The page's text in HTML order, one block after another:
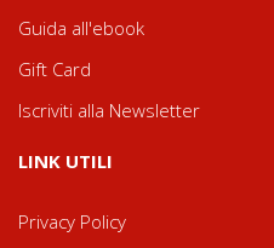
Guida all'ebook
Gift Card
Iscriviti alla Newsletter
LINK UTILI
Privacy Policy